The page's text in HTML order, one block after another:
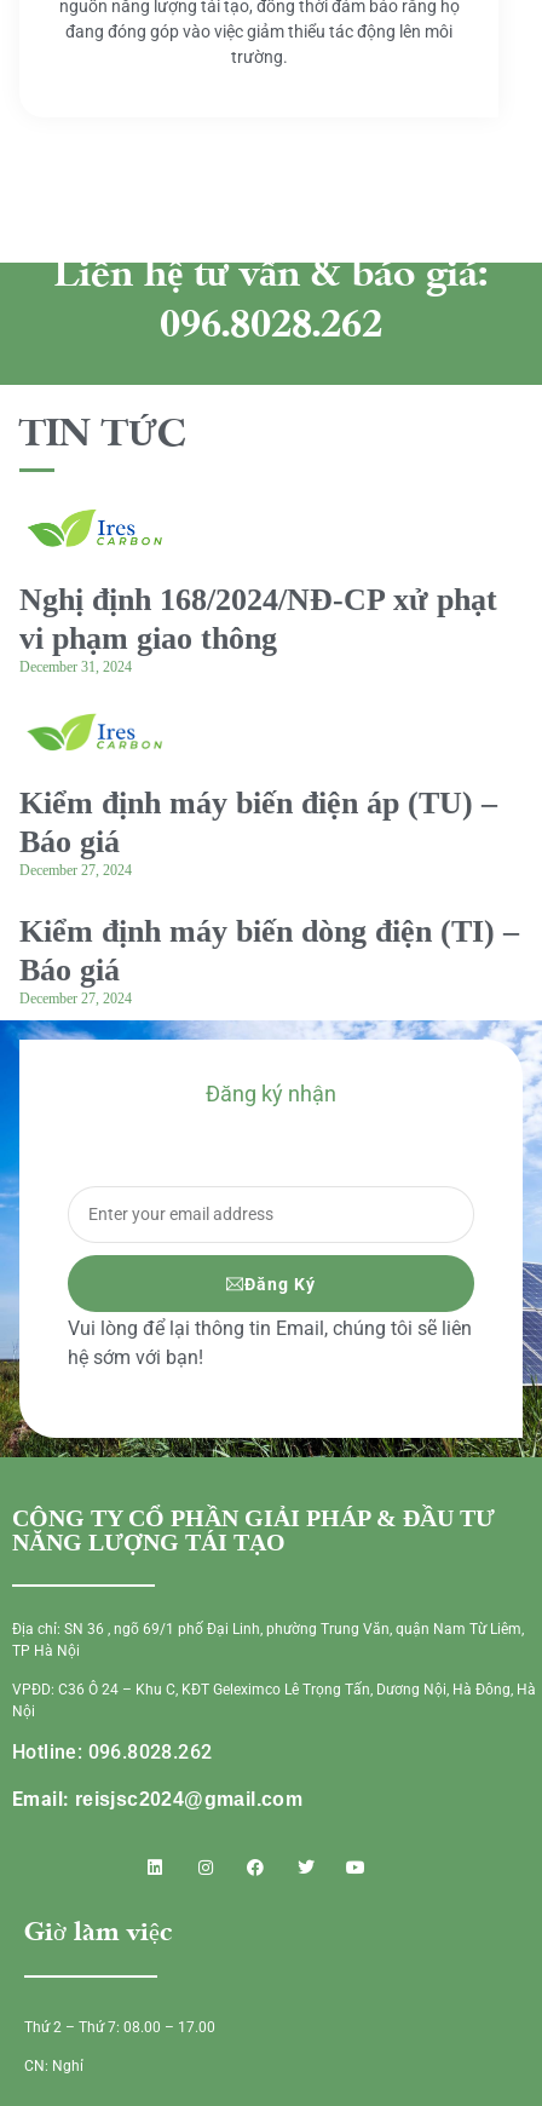
nguồn năng lượng tái tạo, đồng thời đảm bảo rằng họ
đang đóng góp vào việc giảm thiểu tác động lên môi
trường.
Liên hệ tư vấn & báo giá:
096.8028.262
TIN TỨC
Nghị định 168/2024/NĐ-CP xử phạt
vi phạm giao thông
December 31, 2024
Kiểm định máy biến điện áp (TU) –
Báo giá
December 27, 2024
Kiểm định máy biến dòng điện (TI) –
Báo giá
December 27, 2024
Đăng ký nhận
Đăng Ký
Vui lòng để lại thông tin Email, chúng tôi sẽ liên
hệ sớm với bạn!
CÔNG TY CỔ PHẦN GIẢI PHÁP & ĐẦU TƯ
NĂNG LƯỢNG TÁI TẠO
Địa chỉ: SN 36 , ngõ 69/1 phố Đại Linh, phường Trung Văn, quận Nam Từ Liêm,
TP Hà Nội
VPĐD: C36 Ô 24 – Khu C, KĐT Geleximco Lê Trọng Tấn, Dương Nội, Hà Đông, Hà
Nội
Hotline: 096.8028.262
Email: reisjsc2024@gmail.com
Giờ làm việc
Thứ 2 – Thứ 7: 08.00 – 17.00
CN: Nghỉ